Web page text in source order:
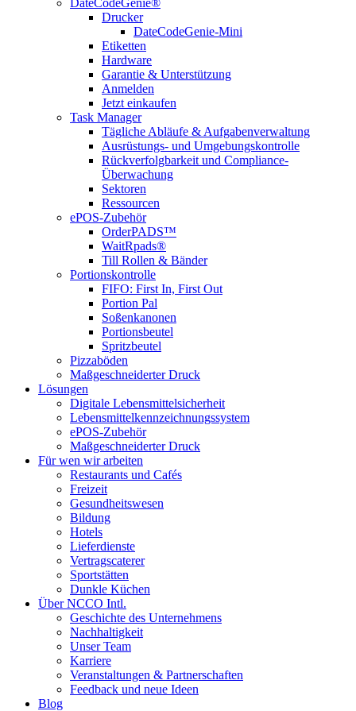
DateCodeGenie®
Drucker
DateCodeGenie-Mini
Etiketten
Hardware
Garantie & Unterstützung
Anmelden
Jetzt einkaufen
Task Manager
Tägliche Abläufe & Aufgabenverwaltung
Ausrüstungs- und Umgebungskontrolle
Rückverfolgbarkeit und Compliance-
Überwachung
Sektoren
Ressourcen
ePOS-Zubehör
OrderPADS™
WaitRpads®
Till Rollen & Bänder
Portionskontrolle
FIFO: First In, First Out
Portion Pal
Soßenkanonen
Portionsbeutel
Spritzbeutel
Pizzaböden
Maßgeschneiderter Druck
Lösungen
Digitale Lebensmittelsicherheit
Lebensmittelkennzeichnungssystem
ePOS-Zubehör
Maßgeschneiderter Druck
Für wen wir arbeiten
Restaurants und Cafés
Freizeit
Gesundheitswesen
Bildung
Hotels
Lieferdienste
Vertragscaterer
Sportstätten
Dunkle Küchen
Über NCCO Intl.
Geschichte des Unternehmens
Nachhaltigkeit
Unser Team
Karriere
Veranstaltungen & Partnerschaften
Feedback und neue Ideen
Blog